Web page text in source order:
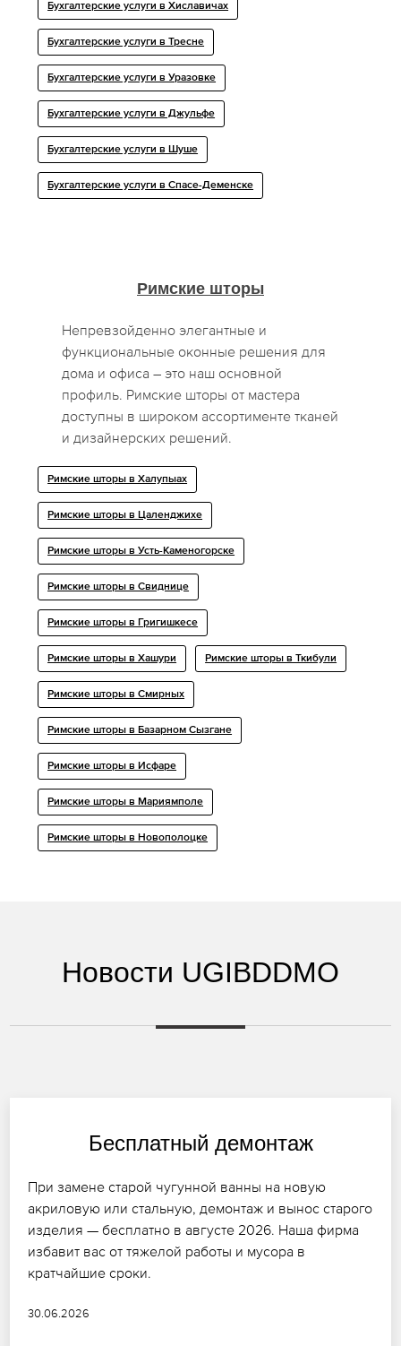
Бухгалтерские услуги в Хиславичах
Бухгалтерские услуги в Тресне
Бухгалтерские услуги в Уразовке
Бухгалтерские услуги в Джульфе
Бухгалтерские услуги в Шуше
Бухгалтерские услуги в Спасе-Деменске
Римские шторы
Непревзойденно элегантные и
функциональные оконные решения для
дома и офиса – это наш основной
профиль. Римские шторы от мастера
доступны в широком ассортименте тканей
и дизайнерских решений.
Римские шторы в Халупыах
Римские шторы в Цаленджихе
Римские шторы в Усть-Каменогорске
Римские шторы в Свиднице
Римские шторы в Григишкесе
Римские шторы в Хашури Римские шторы в Ткибули
Римские шторы в Смирных
Римские шторы в Базарном Сызгане
Римские шторы в Исфаре
Римские шторы в Мариямполе
Римские шторы в Новополоцке
Новости UGIBDDMO
Бесплатный демонтаж
При замене старой чугунной ванны на новую
акриловую или стальную, демонтаж и вынос старого
изделия — бесплатно в августе 2026. Наша фирма
избавит вас от тяжелой работы и мусора в
кратчайшие сроки.
30.06.2026